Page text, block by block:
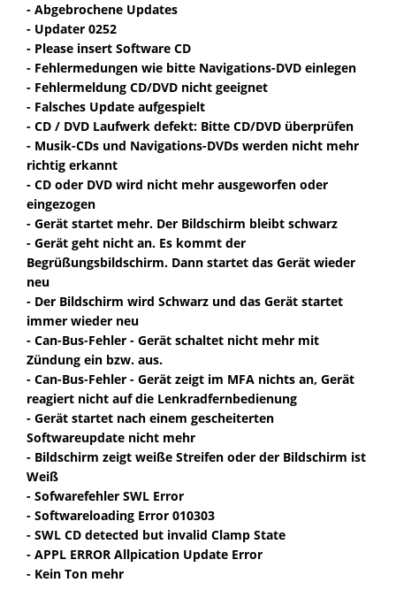
- Abgebrochene Updates
- Updater 0252
- Please insert Software CD
- Fehlermedungen wie bitte Navigations-DVD einlegen
- Fehlermeldung CD/DVD nicht geeignet
- Falsches Update aufgespielt
- CD / DVD Laufwerk defekt: Bitte CD/DVD überprüfen
- Musik-CDs und Navigations-DVDs werden nicht mehr
richtig erkannt
- CD oder DVD wird nicht mehr ausgeworfen oder
eingezogen
- Gerät startet mehr. Der Bildschirm bleibt schwarz
- Gerät geht nicht an. Es kommt der
Begrüßungsbildschirm. Dann startet das Gerät wieder
neu
- Der Bildschirm wird Schwarz und das Gerät startet
immer wieder neu
- Can-Bus-Fehler - Gerät schaltet nicht mehr mit
Zündung ein bzw. aus.
- Can-Bus-Fehler - Gerät zeigt im MFA nichts an, Gerät
reagiert nicht auf die Lenkradfernbedienung
- Gerät startet nach einem gescheiterten
Softwareupdate nicht mehr
- Bildschirm zeigt weiße Streifen oder der Bildschirm ist
Weiß
- Sofwarefehler SWL Error
- Softwareloading Error 010303
- SWL CD detected but invalid Clamp State
- APPL ERROR Allpication Update Error
- Kein Ton mehr